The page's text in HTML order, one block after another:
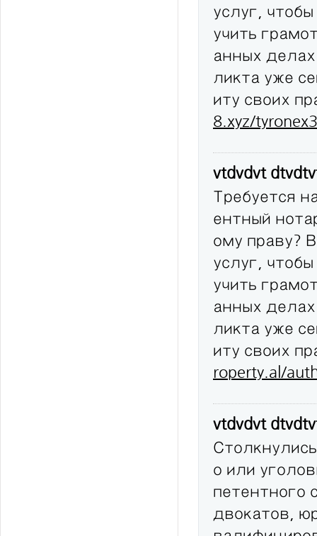
услуг,
учить
анных
ликта уже
иту своих
8.xyz/
vtdvdvt
Требуется
ентный
ому праву?
услуг,
учить
анных
ликта уже
иту своих
roperty.al/
vtdvdvt
о или
петентного
двокатов,